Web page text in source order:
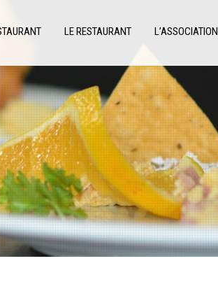
LE RESTAURANT L’ASSOCIATION